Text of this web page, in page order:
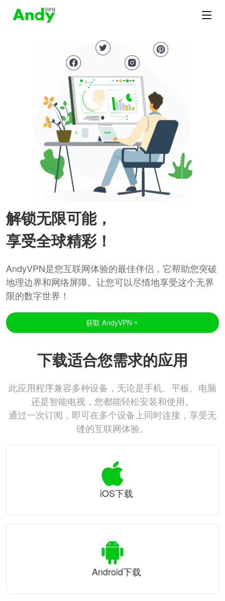
解锁无限可能，
享受全球精彩！
AndyVPN是您互联网体验的最佳伴侣，它帮助您突破
地理边界和网络屏障。让您可以尽情地享受这个无界
限的数字世界！
获取 AndyVPN
下载适合您需求的应用
此应用程序兼容多种设备，无论是手机、平板、电脑
还是智能电视，您都能轻松安装和使用。
通过一次订阅，即可在多个设备上同时连接，享受无
缝的互联网体验。
iOS下载
Android下载